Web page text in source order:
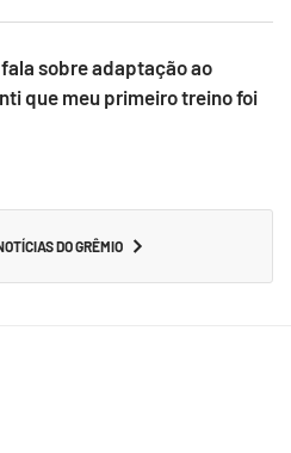
sobre adaptação ao
que meu primeiro treino foi
DO GRÊMIO